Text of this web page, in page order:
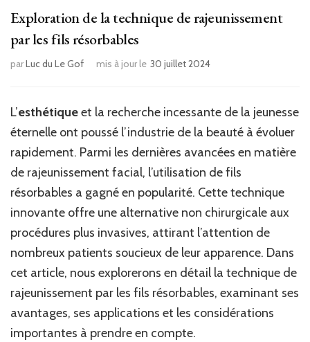
Exploration de la technique de rajeunissement
par les fils résorbables
parLuc du Le Gof mis à jour le 30 juillet 2024
L’esthétiqueet la recherche incessante de la jeunesse
éternelle ont poussé l’industrie de la beauté à évoluer
rapidement. Parmi les dernières avancées en matière
de rajeunissement facial, l’utilisation de fils
résorbables a gagné en popularité. Cette technique
innovante offre une alternative non chirurgicale aux
procédures plus invasives, attirant l’attention de
nombreux patients soucieux de leur apparence. Dans
cet article, nous explorerons en détail la technique de
rajeunissement par les fils résorbables, examinant ses
avantages, ses applications et les considérations
importantes à prendre en compte.